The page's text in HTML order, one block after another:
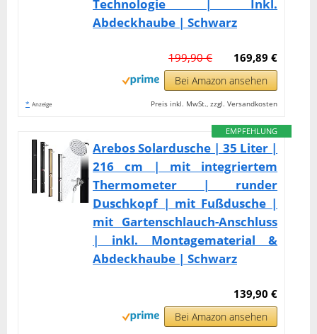
Technologie | Inkl.
Abdeckhaube | Schwarz
169,89 €
199,90 €
Bei Amazon ansehen
* Anzeige Preis inkl. MwSt., zzgl. Versandkosten
EMPFEHLUNG
Arebos Solardusche | 35 Liter |
216 cm | mit integriertem
Thermometer | runder
Duschkopf | mit Fußdusche |
mit Gartenschlauch-Anschluss
| inkl. Montagematerial &
Abdeckhaube | Schwarz
139,90 €
Bei Amazon ansehen